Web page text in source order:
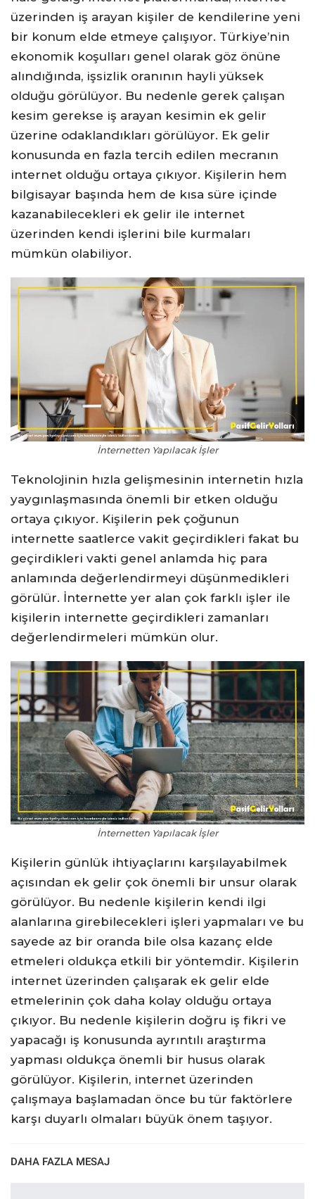
üzerinden iş arayan kişiler de kendilerine yeni
bir konum elde etmeye çalışıyor. Türkiye’nin
ekonomik koşulları genel olarak göz önüne
alındığında, işsizlik oranının hayli yüksek
olduğu görülüyor. Bu nedenle gerek çalışan
kesim gerekse iş arayan kesimin ek gelir
üzerine odaklandıkları görülüyor. Ek gelir
konusunda en fazla tercih edilen mecranın
internet olduğu ortaya çıkıyor. Kişilerin hem
bilgisayar başında hem de kısa süre içinde
kazanabilecekleri ek gelir ile internet
üzerinden kendi işlerini bile kurmaları
mümkün olabiliyor.
İnternetten Yapılacak İşler
Teknolojinin hızla gelişmesinin internetin hızla
yaygınlaşmasında önemli bir etken olduğu
ortaya çıkıyor. Kişilerin pek çoğunun
internette saatlerce vakit geçirdikleri fakat bu
geçirdikleri vakti genel anlamda hiç para
anlamında değerlendirmeyi düşünmedikleri
görülür. İnternette yer alan çok farklı işler ile
kişilerin internette geçirdikleri zamanları
değerlendirmeleri mümkün olur.
İnternetten Yapılacak İşler
Kişilerin günlük ihtiyaçlarını karşılayabilmek
açısından ek gelir çok önemli bir unsur olarak
görülüyor. Bu nedenle kişilerin kendi ilgi
alanlarına girebilecekleri işleri yapmaları ve bu
sayede az bir oranda bile olsa kazanç elde
etmeleri oldukça etkili bir yöntemdir. Kişilerin
internet üzerinden çalışarak ek gelir elde
etmelerinin çok daha kolay olduğu ortaya
çıkıyor. Bu nedenle kişilerin doğru iş fikri ve
yapacağı iş konusunda ayrıntılı araştırma
yapması oldukça önemli bir husus olarak
görülüyor. Kişilerin, internet üzerinden
çalışmaya başlamadan önce bu tür faktörlere
karşı duyarlı olmaları büyük önem taşıyor.
DAHA FAZLA MESAJ